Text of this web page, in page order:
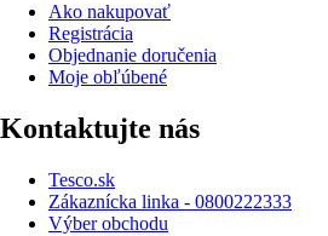
Ako nakupovať
Registrácia
Objednanie doručenia
Moje obľúbené
Kontaktujte nás
Tesco.sk
Zákaznícka linka - 0800222333
Výber obchodu